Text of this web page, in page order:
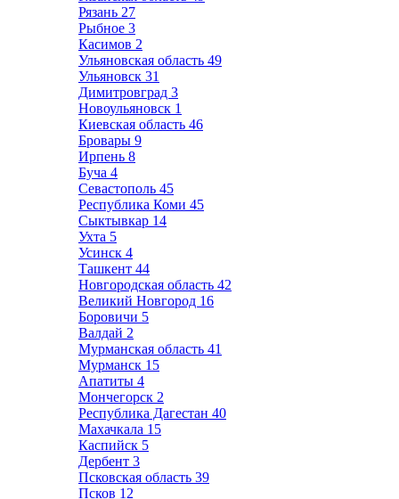
Рязань 27
Рыбное 3
Касимов 2
Ульяновская область 49
Ульяновск 31
Димитровград 3
Новоульяновск 1
Киевская область 46
Бровары 9
Ирпень 8
Буча 4
Севастополь 45
Республика Коми 45
Сыктывкар 14
Ухта 5
Усинск 4
Ташкент 44
Новгородская область 42
Великий Новгород 16
Боровичи 5
Валдай 2
Мурманская область 41
Мурманск 15
Апатиты 4
Мончегорск 2
Республика Дагестан 40
Махачкала 15
Каспийск 5
Дербент 3
Псковская область 39
Псков 12